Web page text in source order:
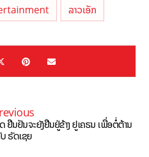
ລາວເອັກ
ຢືນຢັນຈະຍັງຢືນຢູ່ຂ້າງ ຢູເຄຣນ ເພື່ອຕໍ່ຕ້ານ
ຣັດເຊຍ